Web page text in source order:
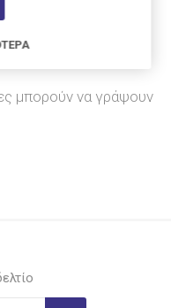
μπορούν να γράψουν